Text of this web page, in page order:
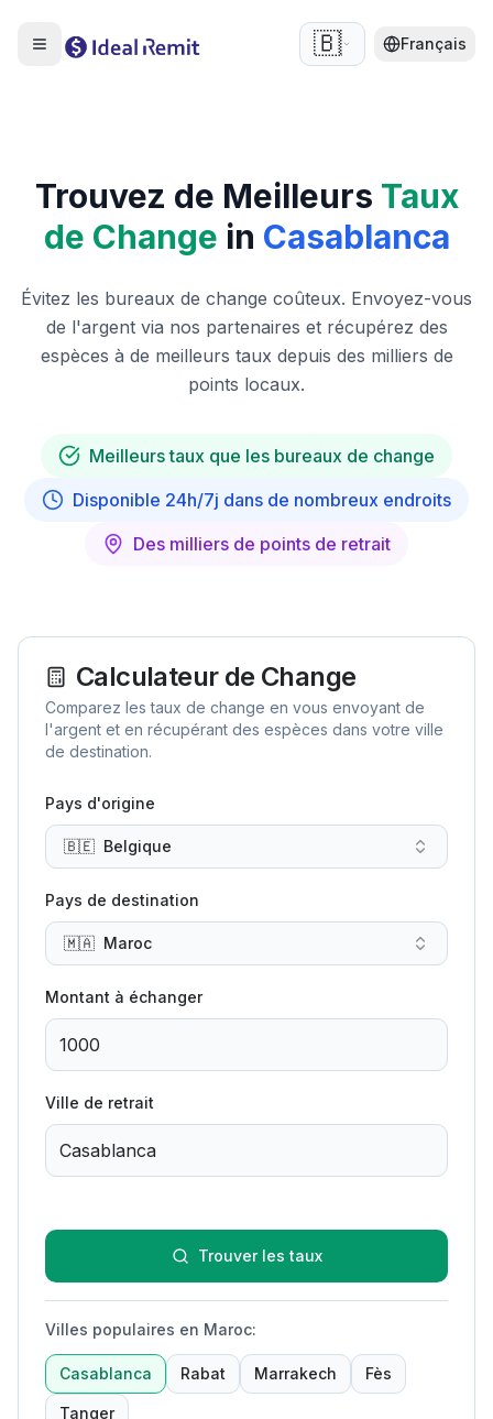
🇧🇪 Français
Trouvez de Meilleurs Taux
de Change in Casablanca
Évitez les bureaux de change coûteux. Envoyez-vous
de l'argent via nos partenaires et récupérez des
espèces à de meilleurs taux depuis des milliers de
points locaux.
Meilleurs taux que les bureaux de change
Disponible 24h/7j dans de nombreux endroits
Des milliers de points de retrait
Calculateur de Change
Comparez les taux de change en vous envoyant de
l'argent et en récupérant des espèces dans votre ville
de destination.
Pays d'origine
🇧🇪 Belgique
Pays de destination
🇲🇦 Maroc
Montant à échanger
Ville de retrait
Trouver les taux
Villes populaires en Maroc:
Casablanca Rabat Marrakech Fès
Tanger